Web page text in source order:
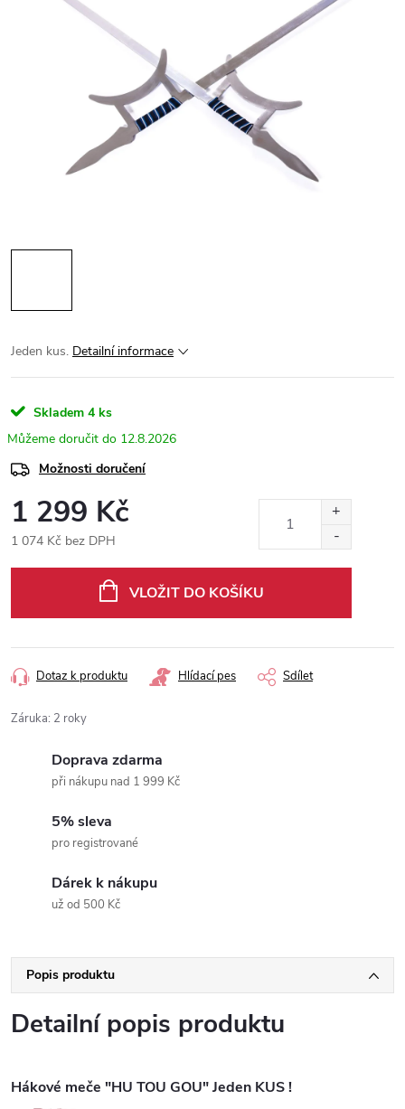
Jeden kus. Detailní informace
Skladem 4 ks
12.8.2026
Možnosti doručení
1 299 Kč
1 074 Kč bez DPH
VLOŽIT DO KOŠÍKU
Dotaz k produktu Hlídací pes Sdílet
Záruka: 2 roky
Doprava zdarma
při nákupu nad 1 999 Kč
5% sleva
pro registrované
Dárek k nákupu
už od 500 Kč
Popis produktu
Detailní popis produktu
Hákové meče "HU TOU GOU" Jeden KUS !